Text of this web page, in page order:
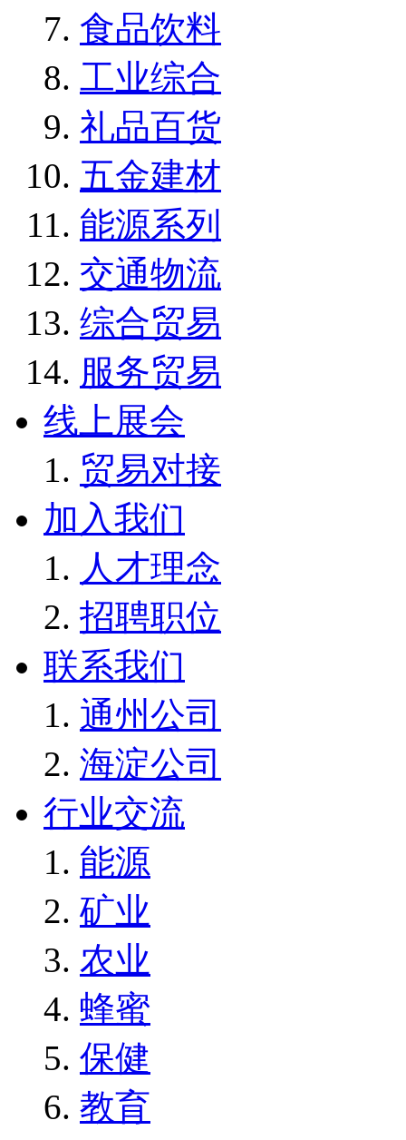
食品饮料
工业综合
礼品百货
五金建材
能源系列
交通物流
综合贸易
服务贸易
线上展会
贸易对接
加入我们
人才理念
招聘职位
联系我们
通州公司
海淀公司
行业交流
能源
矿业
农业
蜂蜜
保健
教育